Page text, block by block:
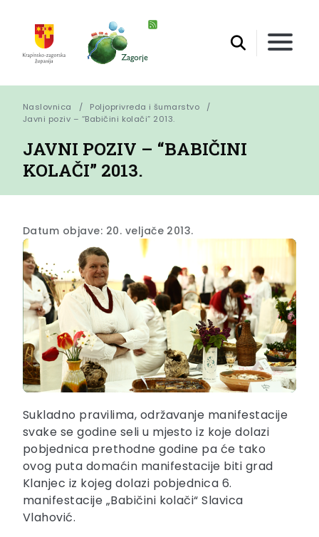
Naslovnica
Poljoprivreda i šumarstvo
Javni poziv – “Babičini kolači” 2013.
JAVNI POZIV – “BABIČINI
KOLAČI” 2013.
Datum objave: 20. veljače 2013.
Sukladno pravilima, održavanje manifestacije
svake se godine seli u mjesto iz koje dolazi
pobjednica prethodne godine pa će tako
ovog puta domaćin manifestacije biti grad
Klanjec iz kojeg dolazi pobjednica 6.
manifestacije „Babičini kolači“ Slavica
Vlahović.